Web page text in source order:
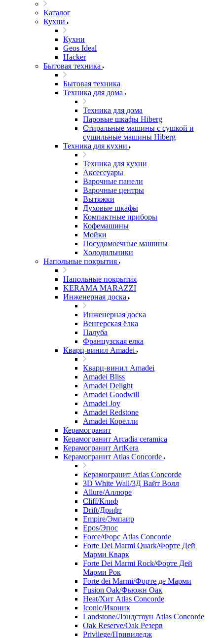
Каталог
Кухни
Кухни
Geos Ideal
Hacker
Бытовая техника
Бытовая техника
Техника для дома
Техника для дома
Паровые шкафы Hiberg
Стиральные машины с сушкой и
сушильные машины Hiberg
Техника для кухни
Техника для кухни
Аксессуары
Варочные панели
Варочные центры
Вытяжки
Духовые шкафы
Компактные приборы
Кофемашины
Мойки
Посудомоечные машины
Холодильники
Напольные покрытия
Напольные покрытия
KERAMA MARAZZI
Инженерная доска
Инженерная доска
Венгерская ёлка
Палуба
Французская елка
Кварц-винил Amadei
Кварц-винил Amadei
Amadei Bliss
Amadei Delight
Amadei Goodwill
Amadei Joy
Amadei Redstone
Amadei Корелли
Керамогранит
Керамогранит Arcadia ceramica
Керамогранит ArtKera
Керамогранит Atlas Concorde
Керамогранит Atlas Concorde
3D White Wall/3Д Вайт Волл
Allure/Аллюрe
Cliff/Клиф
Drift/Дрифт
Empire/Эмпаир
Epos/Эпос
Force/Фoрс Atlas Concorde
Forte Dei Marmi Quark/Форте Дей
Марми Кварк
Forte Dei Marmi Rock/Форте Дей
Марми Рок
Forte dei Marmi/Форте де Марми
Fusion Oak/Фьюжн Оак
Heat/Xит Atlas Concorde
Iconic/Иконик
Landstone/Лэндстоун Atlas Concorde
Oak Reserve/Оak Резepв
Privilege/Привиледж